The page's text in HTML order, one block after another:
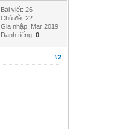
Bài viết: 26
Chủ đề: 22
Gia nhập: Mar 2019
Danh tiếng:0
#2